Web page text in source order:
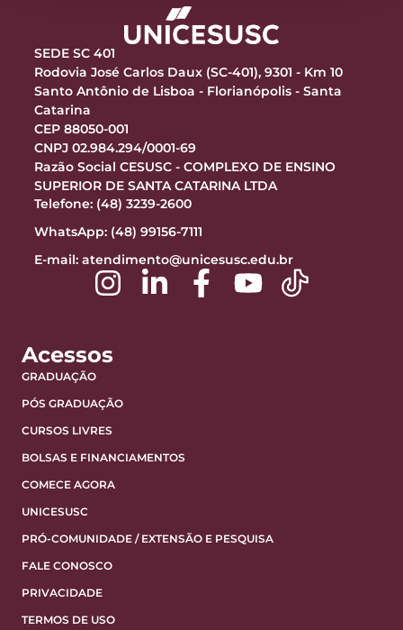
SEDE SC 401
Rodovia José Carlos Daux (SC-401), 9301 - Km 10
Santo Antônio de Lisboa - Florianópolis - Santa
Catarina
CEP 88050-001
CNPJ 02.984.294/0001-69
Razão Social CESUSC - COMPLEXO DE ENSINO
SUPERIOR DE SANTA CATARINA LTDA
Telefone: (48) 3239-2600
WhatsApp: (48) 99156-7111
E-mail: atendimento@unicesusc.edu.br
Acessos
GRADUAÇÃO
PÓS GRADUAÇÃO
CURSOS LIVRES
BOLSAS E FINANCIAMENTOS
COMECE AGORA
UNICESUSC
PRÓ-COMUNIDADE / EXTENSÃO E PESQUISA
FALE CONOSCO
PRIVACIDADE
TERMOS DE USO